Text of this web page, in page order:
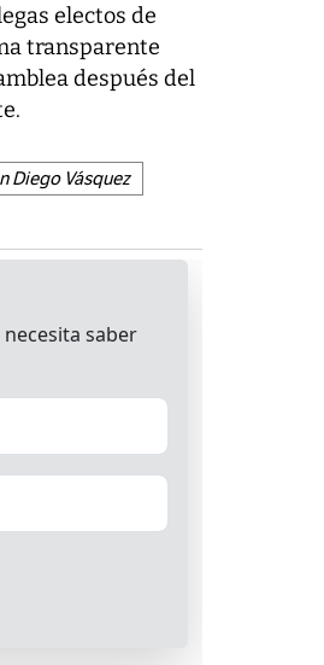
electos de
transparente
después del
Diego Vásquez